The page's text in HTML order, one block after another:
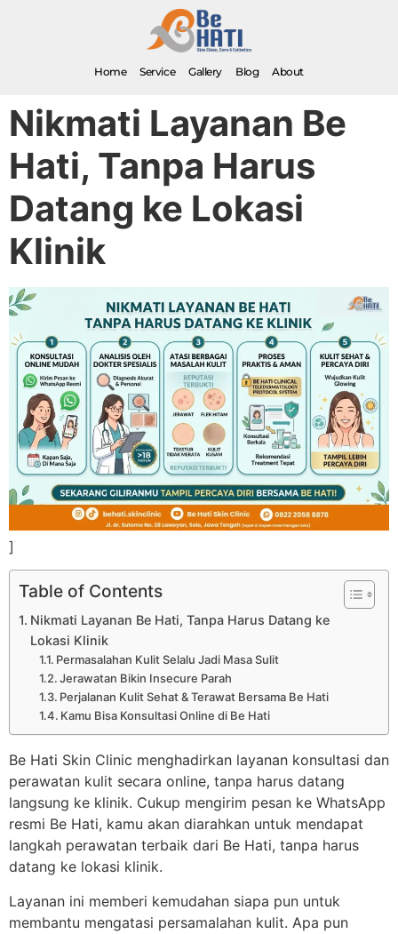
Home Service Gallery Blog About
Nikmati Layanan Be
Hati, Tanpa Harus
Datang ke Lokasi
Klinik
]
Table of Contents
Nikmati Layanan Be Hati, Tanpa Harus Datang ke
Lokasi Klinik
Permasalahan Kulit Selalu Jadi Masa Sulit
Jerawatan Bikin Insecure Parah
Perjalanan Kulit Sehat & Terawat Bersama Be Hati
Kamu Bisa Konsultasi Online di Be Hati
Be Hati Skin Clinic menghadirkan layanan konsultasi dan
perawatan kulit secara online, tanpa harus datang
langsung ke klinik. Cukup mengirim pesan ke WhatsApp
resmi Be Hati, kamu akan diarahkan untuk mendapat
langkah perawatan terbaik dari Be Hati, tanpa harus
datang ke lokasi klinik.
Layanan ini memberi kemudahan siapa pun untuk
membantu mengatasi persamalahan kulit. Apa pun